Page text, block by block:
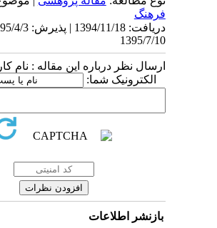
فرهنگ
1395/7/10
ارسال نظر درباره این مقاله : نام
الکترونیک شما:
بازنشر اطلاعات